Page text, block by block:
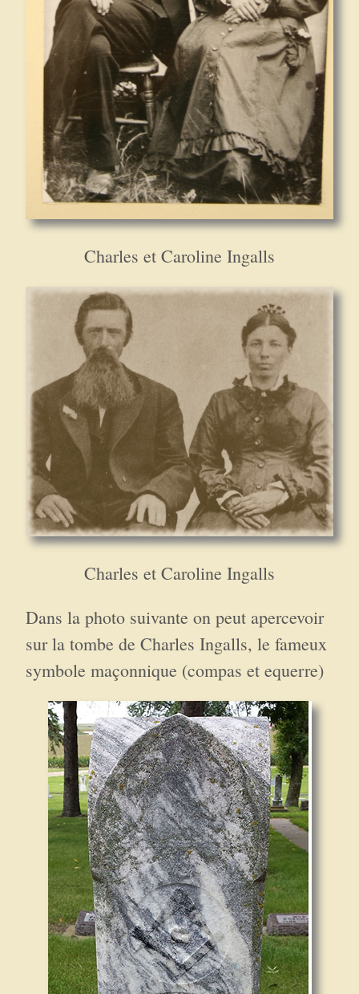
Charles et Caroline Ingalls
Charles et Caroline Ingalls
Dans la photo suivante on peut apercevoir
sur la tombe de Charles Ingalls, le fameux
symbole maçonnique (compas et equerre)